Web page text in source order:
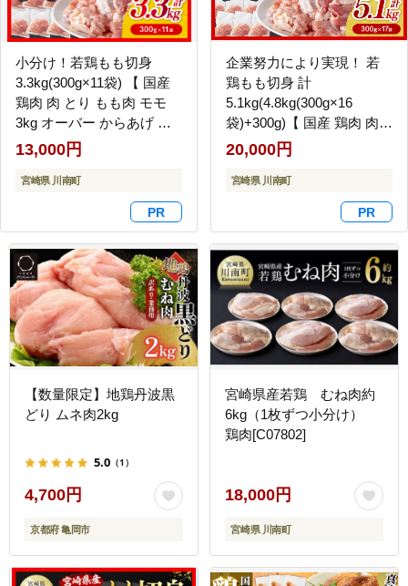
小分け！若鶏もも切身
3.3kg(300g×11袋) 【 国産
鶏肉 肉 とり もも肉 モモ
3kg オーバー からあげ 唐
揚げ チキン南蛮 送料無料
】 [C00712]
13,000円
宮崎県 川南町
企業努力により実現！ 若
鶏もも切身 計
5.1kg(4.8kg(300g×16
袋)+300g)【 国産 鶏肉 肉
とり もも肉 モモ 5.1kg か
らあげ 唐揚げ チキン南蛮
送料無料 】 [C00711]
20,000円
宮崎県 川南町
【数量限定】地鶏丹波黒
どり ムネ肉2kg
5.0 （1）
4,700円
京都府 亀岡市
宮崎県産若鶏 むね肉約
6kg（1枚ずつ小分け）
鶏肉[C07802]
18,000円
宮崎県 川南町